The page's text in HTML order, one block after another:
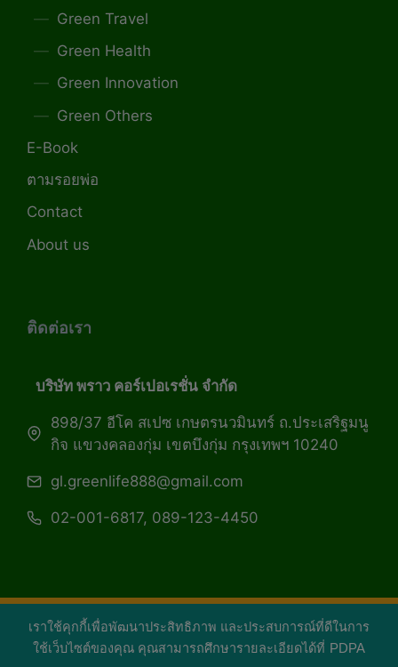
เราใช้คุกกี้เพื่อพัฒนาประสิทธิภาพ และประสบการณ์ที่ดีในการ
ใช้เว็บไซต์ของคุณ คุณสามารถศึกษารายละเอียดได้ที่ PDPA
Green Travel
Green Health
Green Innovation
Green Others
E-Book
ตามรอยพ่อ
Contact
About us
ติดต่อเรา
บริษัท พราว คอร์เปอเรชั่น จำกัด
898/37 อีโค สเปซ เกษตรนวมินทร์ ถ.ประเสริฐมนู
กิจ แขวงคลองกุ่ม เขตบึงกุ่ม กรุงเทพฯ 10240
gl.greenlife888@gmail.com
02-001-6817, 089-123-4450
Copyright 2026 — Green Life Plus mag | กรีน
ไลฟ์พลัส หนังสือมีชีวิต